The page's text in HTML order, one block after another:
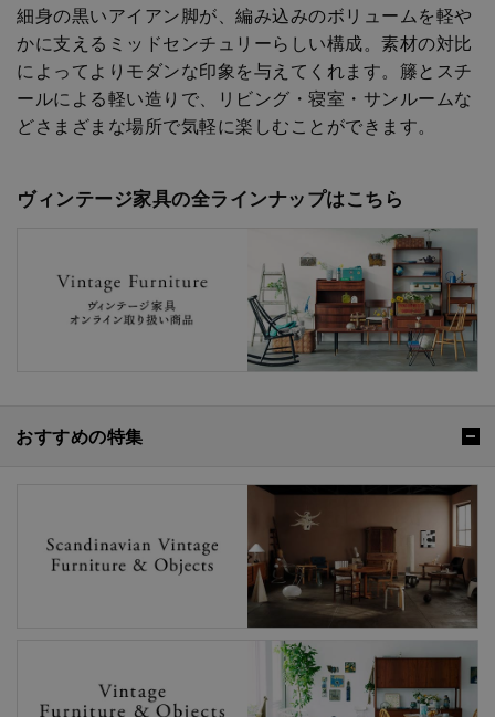
細身の黒いアイアン脚が、編み込みのボリュームを軽や
かに支えるミッドセンチュリーらしい構成。素材の対比
によってよりモダンな印象を与えてくれます。籐とスチ
ールによる軽い造りで、リビング・寝室・サンルームな
どさまざまな場所で気軽に楽しむことができます。
ヴィンテージ家具の全ラインナップはこちら
おすすめの特集